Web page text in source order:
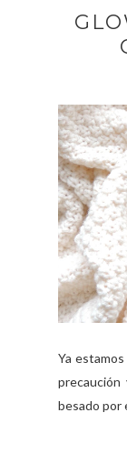
Ya
besado por